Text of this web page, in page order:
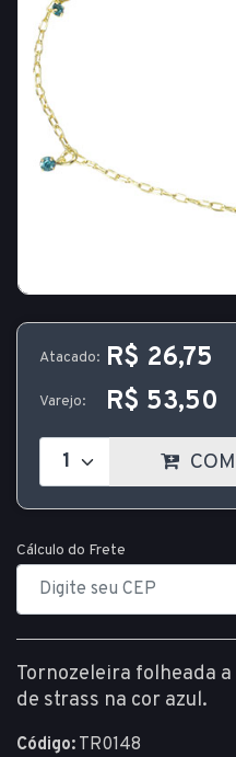
Atacado: R$ 26,75
Varejo: R$ 53,50
Cálculo do Frete
Tornozeleira folheada
de strass na cor azul.
Código: TR0148